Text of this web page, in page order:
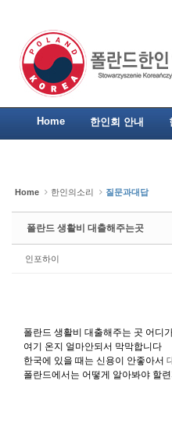
Home 한인회 안내
Home 한인의소리 질문과대답
폴란드 생활비 대출해주는곳
인포하이
폴란드 생활비 대출해주는 곳 어디
여기 온지 얼마안되서 막막합니다
한국에 있을 때는 신용이 안좋아서
폴란드에서는 어떻게 알아봐야 할